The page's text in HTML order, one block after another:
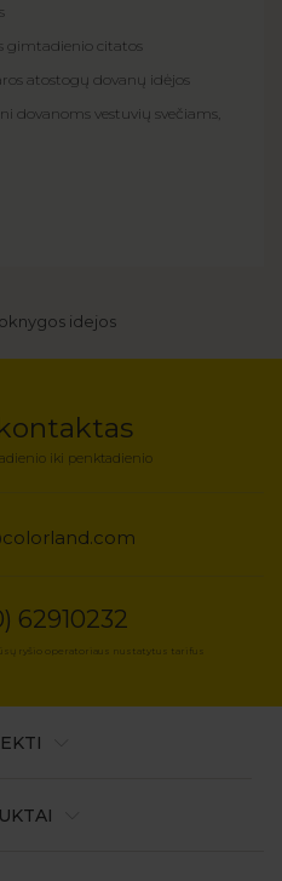
gimtadienio citatos
atostogų dovanų idėjos
dovanoms vestuvių svečiams,
idejos
iki penktadienio
62910232
ryšio operatoriaus nustatytus tarifus